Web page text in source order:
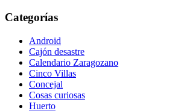
Categorías
Android
Cajón desastre
Calendario Zaragozano
Cinco Villas
Concejal
Cosas curiosas
Huerto